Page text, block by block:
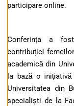
participare online.
Conferința a
contribuției
academică din
la bază o
Universitatea din
specialiști de la